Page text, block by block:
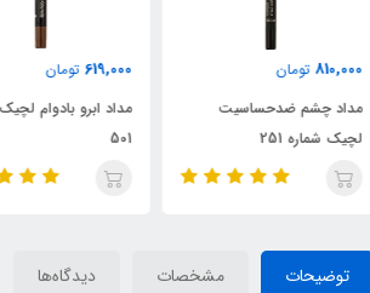
810,000 تومان
مداد چشم ضدحساسیت
لچیک شماره 251
619,000 تومان
مداد ابرو بادوام لچیک
501
توضیحات مشخصات دیدگاه‌ها